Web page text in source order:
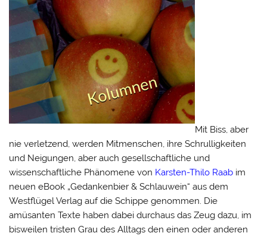
Mit Biss, aber
nie verletzend, werden Mitmenschen, ihre Schrulligkeiten
und Neigungen, aber auch gesellschaftliche und
wissenschaftliche Phänomene von Karsten-Thilo Raab im
neuen eBook „Gedankenbier & Schlauwein“ aus dem
Westflügel Verlag auf die Schippe genommen. Die
amüsanten Texte haben dabei durchaus das Zeug dazu, im
bisweilen tristen Grau des Alltags den einen oder anderen